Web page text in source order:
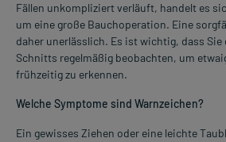
Fällen unkompliziert verläuft, handelt es
um eine große Bauchoperation. Eine
daher unerlässlich. Es ist wichtig, dass Sie
Schnitts regelmäßig beobachten, um
frühzeitig zu erkennen.
Welche Symptome sind Warnzeichen?
Ein gewisses Ziehen oder eine leichte